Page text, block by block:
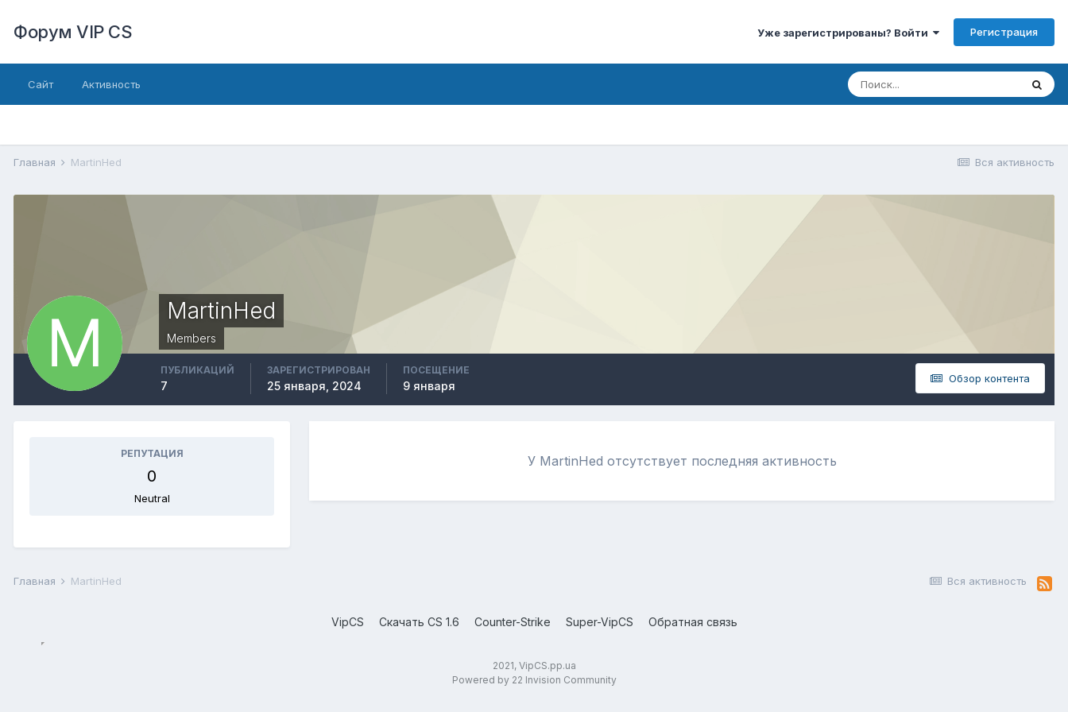
Форум VIP CS Уже зарегистрированы? Войти Регистрация
Сайт Активность
Вся активность
Главная MartinHed
MartinHed
Members
Обзор контента
ПУБЛИКАЦИЙ
7
ЗАРЕГИСТРИРОВАН
25 января, 2024
ПОСЕЩЕНИЕ
9 января
РЕПУТАЦИЯ
0
Neutral
У MartinHed отсутствует последняя активность
Вся активность
Главная MartinHed
VipCS Скачать CS 1.6 Counter-Strike Super-VipCS Обратная связь
2021, VipCS.pp.ua
Powered by 22 Invision Community